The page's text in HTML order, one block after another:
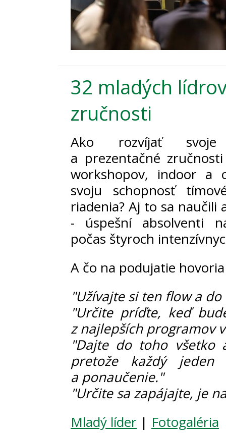
32 mladých
zručnosti
Ako rozvíjať svoje
a prezentačné
workshopov, indoor a
svoju schopnosť
riadenia? Aj to sa naučili
- úspešní absolventi
počas štyroch
A čo na podujatie
"Užívajte si ten flow a
"Určite príďte, keď
z najlepších programov
"Dajte do toho všetko
pretože každý
a ponaučenie."
"Určite sa zapájajte, je
Mladý líder | Fotogaléria